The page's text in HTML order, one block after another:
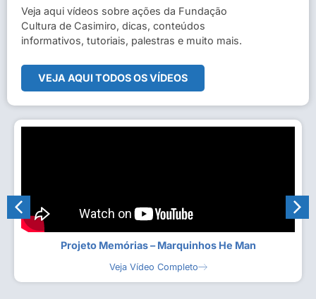
Veja aqui vídeos sobre ações da Fundação
Cultura de Casimiro, dicas, conteúdos
informativos, tutoriais, palestras e muito mais.
VEJA AQUI TODOS OS VÍDEOS
Projeto Memórias – Marquinhos He Man
Veja Vídeo Completo